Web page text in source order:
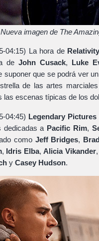
Nueva imagen de The
04:15) La hora de
deJohn Cusack, Luke
suponer que se podrá ver
de las artes
las escenas típicas de los
04:45) Legendary Pictures
dedicadas a Pacific Rim,
como Jeff Bridges,
, Idris Elba,Alicia Vikander
y Casey Hudson.